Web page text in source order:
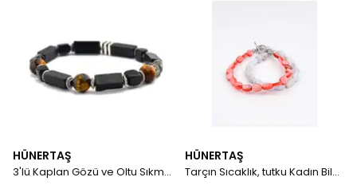
HÜNERTAŞ
3'lü Kaplan Gözü ve Oltu Sıkma Bileklik
HÜNERTAŞ
Tarçın Sıcaklık, tutku Kadın Bileklik